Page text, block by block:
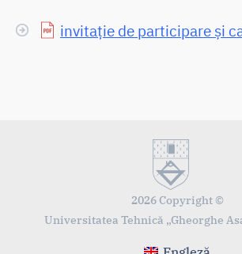
invitație de participare și
2026 Copyright ©
Universitatea Tehnică „Gheorghe